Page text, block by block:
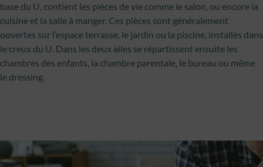
base du U, contient les pièces de vie comme le salon, ou encore la
cuisine et la salle à manger. Ces pièces sont généralement
ouvertes sur l’espace terrasse, le jardin ou la piscine, installés dans
le creux du U. Dans les deux ailes se répartissent ensuite les
chambres des enfants, la chambre parentale, le bureau ou même
le dressing.